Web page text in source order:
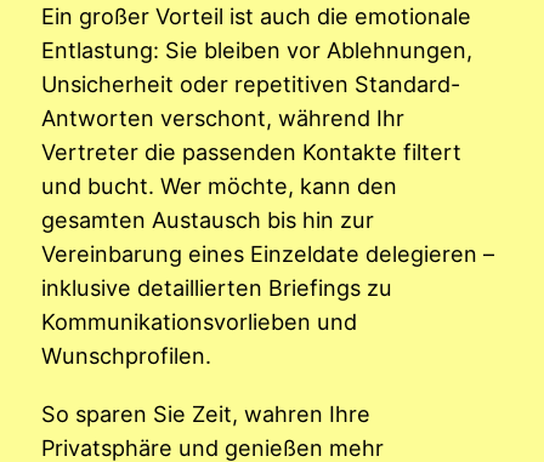
Ein großer Vorteil ist auch die emotionale
Entlastung: Sie bleiben vor Ablehnungen,
Unsicherheit oder repetitiven Standard-
Antworten verschont, während Ihr
Vertreter die passenden Kontakte filtert
und bucht. Wer möchte, kann den
gesamten Austausch bis hin zur
Vereinbarung eines Einzeldate delegieren –
inklusive detaillierten Briefings zu
Kommunikationsvorlieben und
Wunschprofilen.
So sparen Sie Zeit, wahren Ihre
Privatsphäre und genießen mehr